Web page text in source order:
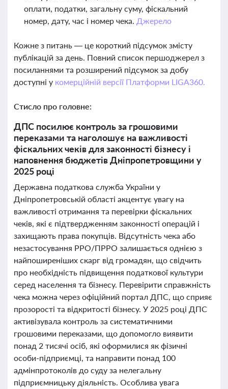
оплати, податки, загальну суму, фіскальний
номер, дату, час і номер чека. Джерело
Кожне з питань — це короткий підсумок змісту
публікацій за день. Повний список першоджерел з
посиланнями та розширений підсумок за добу
доступні у комерційній версії Платформи LIGA360.
Стисло про головне:
ДПС посилює контроль за грошовими
переказами та наголошує на важливості
фіскальних чеків для законності бізнесу і
наповнення бюджетів Дніпропетровщини у
2025 році
Державна податкова служба України у
Дніпропетровській області акцентує увагу на
важливості отримання та перевірки фіскальних
чеків, які є підтвердженням законності операцій і
захищають права покупців. Відсутність чека або
незастосування РРО/ПРРО залишається однією з
найпоширеніших скарг від громадян, що свідчить
про необхідність підвищення податкової культури
серед населення та бізнесу. Перевірити справжність
чека можна через офіційний портал ДПС, що сприяє
прозорості та відкритості бізнесу. У 2025 році ДПС
активізувала контроль за систематичними
грошовими переказами, що допомогло виявити
понад 2 тисячі осіб, які оформилися як фізичні
особи-підприємці, та направити понад 100
адмінпротоколів до суду за нелегальну
підприємницьку діяльність. Особлива увага